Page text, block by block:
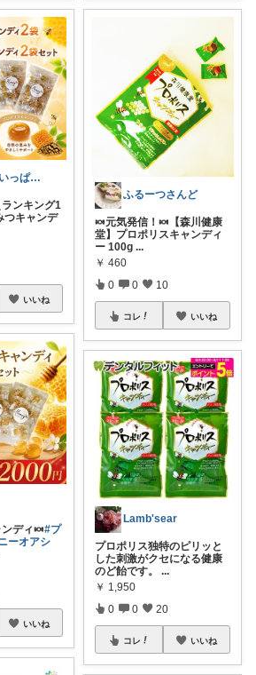
スイーツいっぱい大博覧会
ランキング1
つキャンデ
いいね
ディ🍬#プ
ーオアシ
いいね
ふるーつさんど
🍬元気発信！🍬【森川健康
堂】プロポリスキャンディ
ー 100g...
￥ 460
0 0 10
コレ いいね
Lamb'sear
プロポリス独特のピリッと
した刺激がクセになる健康
のど飴です。...
￥ 1,950
0 0 20
コレ いいね